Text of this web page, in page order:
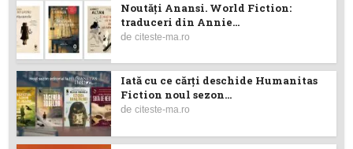
Noutăţi Anansi. World Fiction:
traduceri din Annie...
deciteste-ma.ro
Iată cu ce cărţi deschide Humanitas
Fiction noul sezon...
deciteste-ma.ro